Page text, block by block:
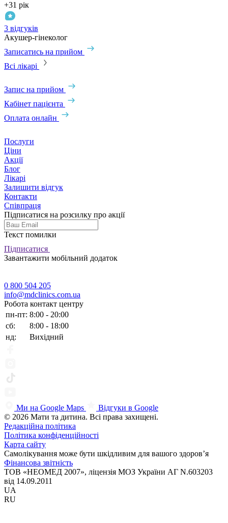
+31 рік
3 відгуків
Акушер-гінеколог
Записатись на прийом
Всі лікарі
Запис на прийом
Кабінет пацієнта
Оплата онлайн
Послуги
Ціни
Акції
Блог
Лікарі
Залишити відгук
Контакти
Співпраця
Підписатися на розсилку про акції
Текст помилки
Підписатися
Завантажити мобільний додаток
0 800 504 205
info@mdclinics.com.ua
Робота контакт центру
пн-пт: 8:00 - 20:00
сб:
8:00 - 18:00
нд:
Вихідний
Ми на Google Maps
Відгуки в Google
© 2026 Мати та дитина. Всі права захищені.
Редакційна політика
Політика конфіденційності
Карта сайту
Самолікування може бути шкідливим для вашого здоров’я
Фінансова звітність
ТОВ «НЕОМЕД 2007», ліцензія МОЗ України АГ N.603203
від 14.09.2011
UA
RU